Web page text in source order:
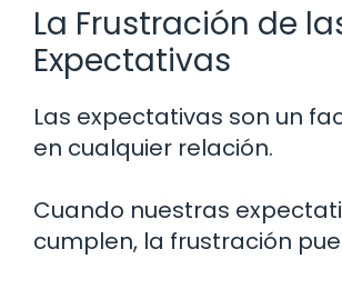
La Frustración de
Expectativas
Las expectativas son un
en cualquier relación.
Cuando nuestras
cumplen, la frustración